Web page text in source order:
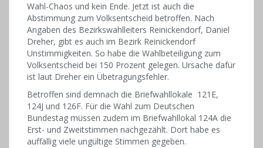
Wahl-Chaos und kein Ende. Jetzt ist auch die
Abstimmung zum Volksentscheid betroffen. Nach
Angaben des Bezirkswahlleiters Reinickendorf, Daniel
Dreher, gibt es auch im Bezirk Reinickendorf
Unstimmigkeiten. So habe die Wahlbeteiligung zum
Volksentscheid bei 150 Prozent gelegen. Ursache dafür
ist laut Dreher ein Übetragungsfehler.
Betroffen sind demnach die Briefwahllokale 121E,
124J und 126F. Für die Wahl zum Deutschen
Bundestag müssen zudem im Briefwahllokal 124A die
Erst- und Zweitstimmen nachgezählt. Dort habe es
auffällig viele ungültige Stimmen gegeben.